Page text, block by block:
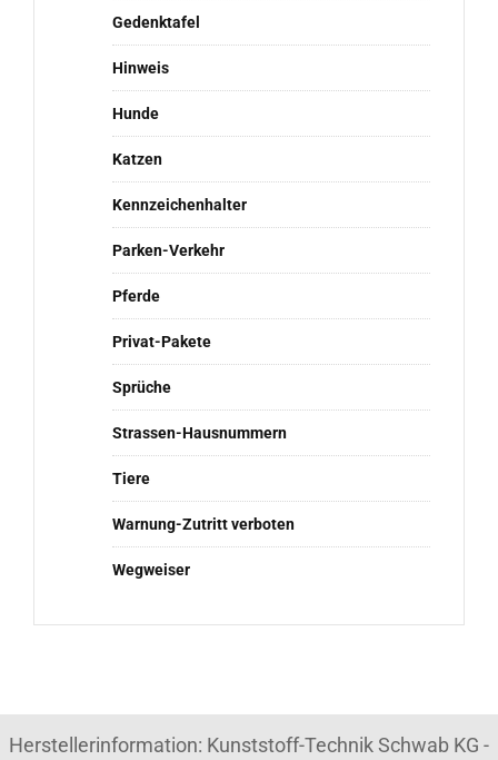
Gedenktafel
Hinweis
Hunde
Katzen
Kennzeichenhalter
Parken-Verkehr
Pferde
Privat-Pakete
Sprüche
Strassen-Hausnummern
Tiere
Warnung-Zutritt verboten
Wegweiser
Herstellerinformation: Kunststoff-Technik Schwab KG -